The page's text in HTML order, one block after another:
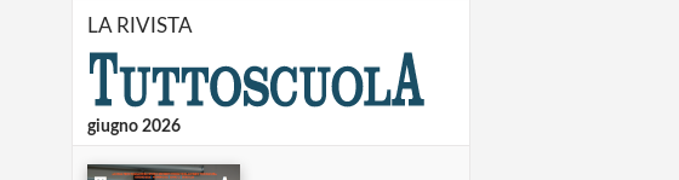
LA RIVISTA
giugno 2026